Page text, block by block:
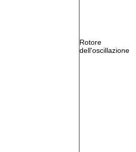
Rotore
dell'oscillazione